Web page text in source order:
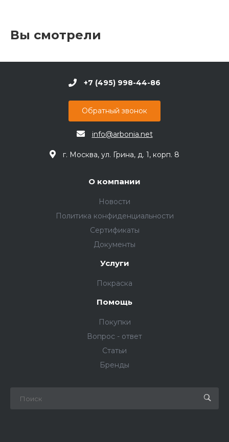
Вы смотрели
+7 (495) 998-44-86
Обратный звонок
info@arbonia.net
г. Москва, ул. Грина, д. 1, корп. 8
О компании
Новости
Политика конфиденциальности
Сертификаты
Документы
Услуги
Покраска
Помощь
Покупки
Вопрос - ответ
Статьи
Бренды